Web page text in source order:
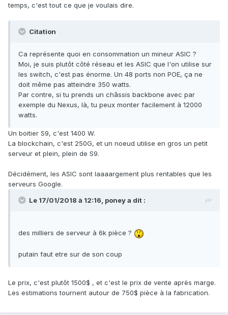
temps, c'est tout ce que je voulais dire.
Citation
Ca représente quoi en consommation un mineur ASIC ?
Moi, je suis plutôt côté réseau et les ASIC que l'on utilise sur
les switch, c'est pas énorme. Un 48 ports non POE, ça ne
doit même pas atteindre 350 watts.
Par contre, si tu prends un châssis backbone avec par
exemple du Nexus, là, tu peux monter facilement à 12000
watts.
Un boitier S9, c'est 1400 W.
La blockchain, c'est 250G, et un noeud utilise en gros un petit
serveur et plein, plein de S9.
Décidément, les ASIC sont laaaargement plus rentables que les
serveurs Google.
Le 17/01/2018 à 12:16, poneya dit :
des milliers de serveur à 6k pièce ?
putain faut etre sur de son coup
Le prix, c'est plutôt 1500$ , et c'est le prix de vente après marge.
Les estimations tournent autour de 750$ pièce à la fabrication.